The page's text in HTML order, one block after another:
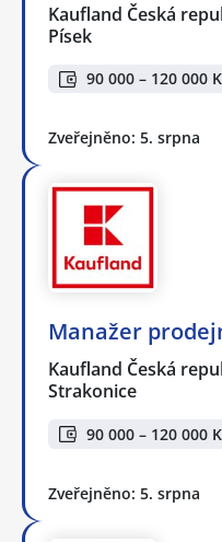
Kaufland Česká
Písek
90 000 – 120 000
Zveřejněno: 5. srpna
Manažer
Kaufland Česká
Strakonice
90 000 – 120 000
Zveřejněno: 5. srpna